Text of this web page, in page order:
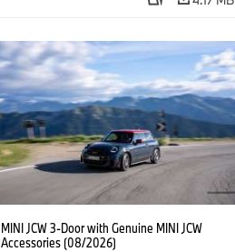
MINI JCW 3-Door with Genuine MINI JCW
Accessories (08/2026)